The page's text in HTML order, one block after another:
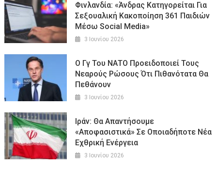
Φινλανδία: «Άνδρας Κατηγορείται Για
Σεξουαλική Κακοποίηση 361 Παιδιών
Μέσω Social Media»
3 Ιουνίου 2026
Ο Γγ Του ΝΑΤΟ Προειδοποιεί Τους
Νεαρούς Ρώσους Ότι Πιθανότατα Θα
Πεθάνουν
3 Ιουνίου 2026
Ιράν: Θα Απαντήσουμε
«αποφασιστικά» Σε Οποιαδήποτε Νέα
Εχθρική Ενέργεια
3 Ιουνίου 2026